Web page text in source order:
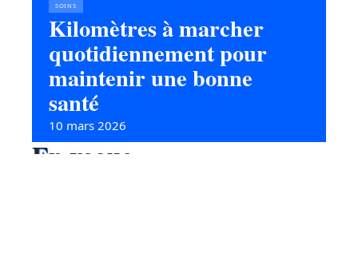
SOINS
Kilomètres à marcher
quotidiennement pour
maintenir une bonne
santé
10 mars 2026
En vogue